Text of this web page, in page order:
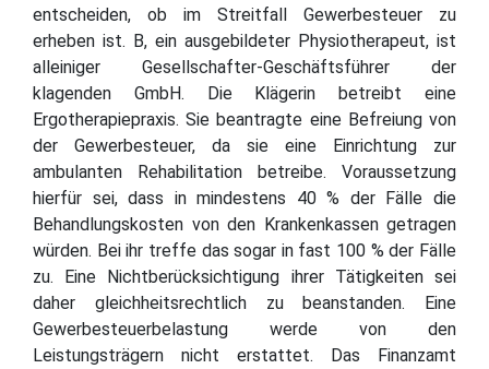
entscheiden, ob im Streitfall Gewerbesteuer zu
erheben ist. B, ein ausgebildeter Physiotherapeut, ist
alleiniger Gesellschafter-Geschäftsführer der
klagenden GmbH. Die Klägerin betreibt eine
Ergotherapiepraxis. Sie beantragte eine Befreiung von
der Gewerbesteuer, da sie eine Einrichtung zur
ambulanten Rehabilitation betreibe. Voraussetzung
hierfür sei, dass in mindestens 40 % der Fälle die
Behandlungskosten von den Krankenkassen getragen
würden. Bei ihr treffe das sogar in fast 100 % der Fälle
zu. Eine Nichtberücksichtigung ihrer Tätigkeiten sei
daher gleichheitsrechtlich zu beanstanden. Eine
Gewerbesteuerbelastung werde von den
Leistungsträgern nicht erstattet. Das Finanzamt